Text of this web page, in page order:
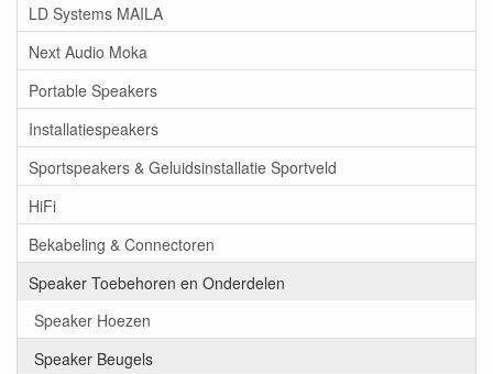
LD Systems MAILA
Next Audio Moka
Portable Speakers
Installatiespeakers
Sportspeakers & Geluidsinstallatie Sportveld
HiFi
Bekabeling & Connectoren
Speaker Toebehoren en Onderdelen
Speaker Hoezen
Speaker Beugels